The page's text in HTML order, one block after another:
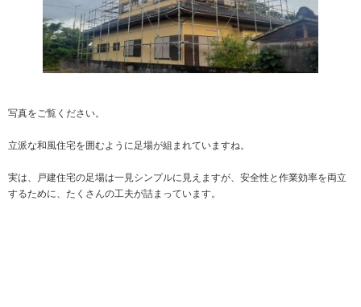
写真をご覧ください。
立派な和風住宅を囲むように足場が組まれていますね。
実は、戸建住宅の足場は一見シンプルに見えますが、安全性と作業効率を両立
するために、たくさんの工夫が詰まっています。